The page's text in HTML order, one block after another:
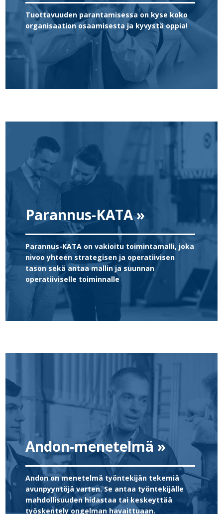
Tuottavuuden parantamisessa on kyse koko
organisaation osaamisesta ja kyvystä oppia!
Parannus-KATA »
Parannus-KATA on vakioitu toimintamalli, joka
nivoo yhteen strategisen ja operatiivisen
tason sekä antaa mallin ja suunnan
operatiiviselle toiminnalle
Andon-menetelmä »
Andon on menetelmä työntekijän tekemiä
avunpyyntöjä varten. Se antaa työntekijälle
mahdollisuuden hidastaa tai keskeyttää
työskentely ongelman havaittuaan.